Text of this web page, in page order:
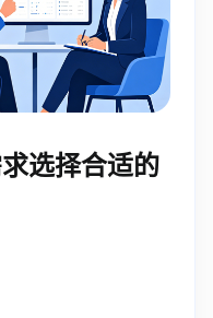
选择合适的